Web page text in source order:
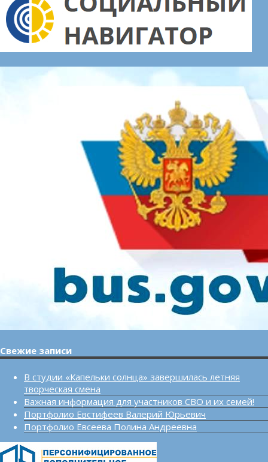
Свежие записи
В студии «Капельки солнца» завершилась летняя
творческая смена
Важная информация для участников СВО и их семей!
Портфолио Евстифеев Валерий Юрьевич
Портфолио Евсеева Полина Андреевна